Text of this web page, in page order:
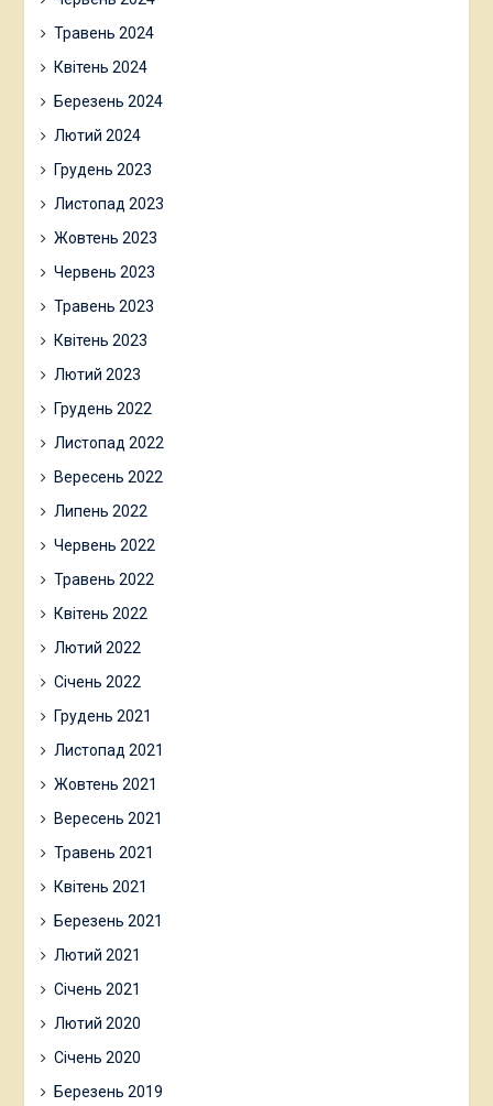
Травень 2024
Квітень 2024
Березень 2024
Лютий 2024
Грудень 2023
Листопад 2023
Жовтень 2023
Червень 2023
Травень 2023
Квітень 2023
Лютий 2023
Грудень 2022
Листопад 2022
Вересень 2022
Липень 2022
Червень 2022
Травень 2022
Квітень 2022
Лютий 2022
Січень 2022
Грудень 2021
Листопад 2021
Жовтень 2021
Вересень 2021
Травень 2021
Квітень 2021
Березень 2021
Лютий 2021
Січень 2021
Лютий 2020
Січень 2020
Березень 2019